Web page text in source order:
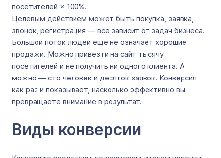
посетителей × 100%.
Целевым действием может быть покупка, заявка,
звонок, регистрация — всё зависит от задач бизнеса.
Большой поток людей еще не означает хорошие
продажи. Можно привезти на сайт тысячу
посетителей и не получить ни одного клиента. А
можно — сто человек и десяток заявок. Конверсия
как раз и показывает, насколько эффективно вы
превращаете внимание в результат.
Виды конверсии